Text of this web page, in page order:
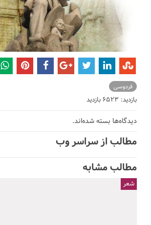
فردوسی
بازدید: 6523 بازدید
دیدگاه‌ها بسته شده‌اند.
مطالب از سراسر وب
مطالب مشابه
شعر